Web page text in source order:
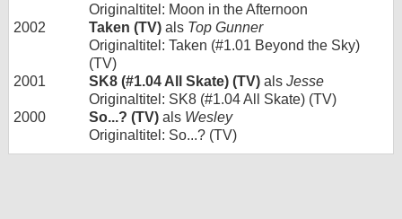
Originaltitel: Moon in the Afternoon
2002
Taken (TV) als Top Gunner
Originaltitel: Taken (#1.01 Beyond the Sky)
(TV)
2001
SK8 (#1.04 All Skate) (TV) als Jesse
Originaltitel: SK8 (#1.04 All Skate) (TV)
2000
So...? (TV) als Wesley
Originaltitel: So...? (TV)